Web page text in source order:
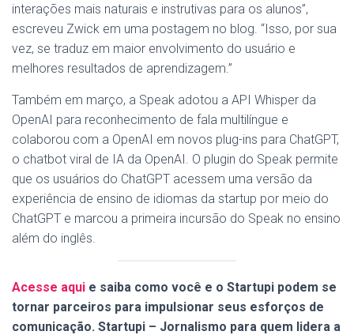
interações mais naturais e instrutivas para os alunos”,
escreveu Zwick em uma postagem no blog. “Isso, por sua
vez, se traduz em maior envolvimento do usuário e
melhores resultados de aprendizagem.”
Também em março, a Speak adotou a API Whisper da
OpenAI para reconhecimento de fala multilíngue e
colaborou com a OpenAI em novos plug-ins para ChatGPT,
o chatbot viral de IA da OpenAI. O plugin do Speak permite
que os usuários do ChatGPT acessem uma versão da
experiência de ensino de idiomas da startup por meio do
ChatGPT e marcou a primeira incursão do Speak no ensino
além do inglês.
Acesse aqui e saiba como você e o Startupi podem se
tornar parceiros para impulsionar seus esforços de
comunicação. Startupi – Jornalismo para quem lidera a